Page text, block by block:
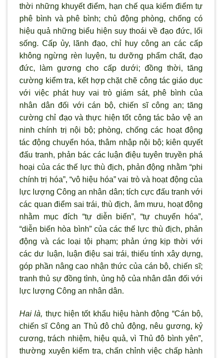
thời những khuyết điểm, hạn chế qua kiểm điểm tự
phê bình và phê bình; chủ động phòng, chống có
hiệu quả những biểu hiện suy thoái về đạo đức, lối
sống. Cấp ủy, lãnh đạo, chỉ huy công an các cấp
không ngừng rèn luyện, tu dưỡng phẩm chất, đạo
đức, làm gương cho cấp dưới; đồng thời, tăng
cường kiểm tra, kết hợp chặt chẽ công tác giáo dục
với việc phát huy vai trò giám sát, phê bình của
nhân dân đối với cán bộ, chiến sĩ công an; tăng
cường chỉ đạo và thực hiện tốt công tác bảo vệ an
ninh chính trị nội bộ; phòng, chống các hoạt động
tác động chuyển hóa, thâm nhập nội bộ; kiên quyết
đấu tranh, phản bác các luận điệu tuyên truyền phá
hoại của các thế lực thù địch, phản động nhằm “phi
chính trị hóa”, “vô hiệu hóa” vai trò và hoạt động của
lực lượng Công an nhân dân; tích cực đấu tranh với
các quan điểm sai trái, thù địch, âm mưu, hoạt động
nhằm mục đích “tự diễn biến”, “tự chuyển hóa”,
“diễn biến hòa bình” của các thế lực thù địch, phản
động và các loại tội phạm; phản ứng kịp thời với
các dư luận, luận điệu sai trái, thiếu tính xây dựng,
góp phần nâng cao nhận thức của cán bộ, chiến sĩ;
tranh thủ sự đồng tình, ủng hộ của nhân dân đối với
lực lượng Công an nhân dân.
Hai là, thực hiện tốt khẩu hiệu hành động “Cán bộ,
chiến sĩ Công an Thủ đô chủ động, nêu gương, kỷ
cương, trách nhiệm, hiệu quả, vì Thủ đô bình yên”,
thường xuyên kiểm tra, chấn chỉnh việc chấp hành